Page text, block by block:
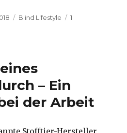
Kategorien
Blind Lifestyle
1
– Ein
der Arbeit
Stofftier-Hersteller